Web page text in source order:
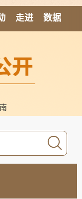
走进
数据